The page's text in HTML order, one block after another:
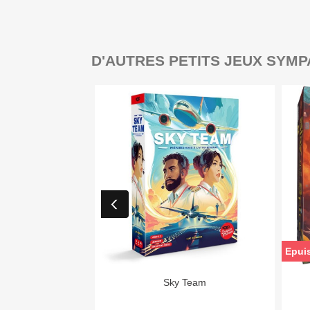
D'AUTRES PETITS JEUX
Aperçu rapide
Sky Team